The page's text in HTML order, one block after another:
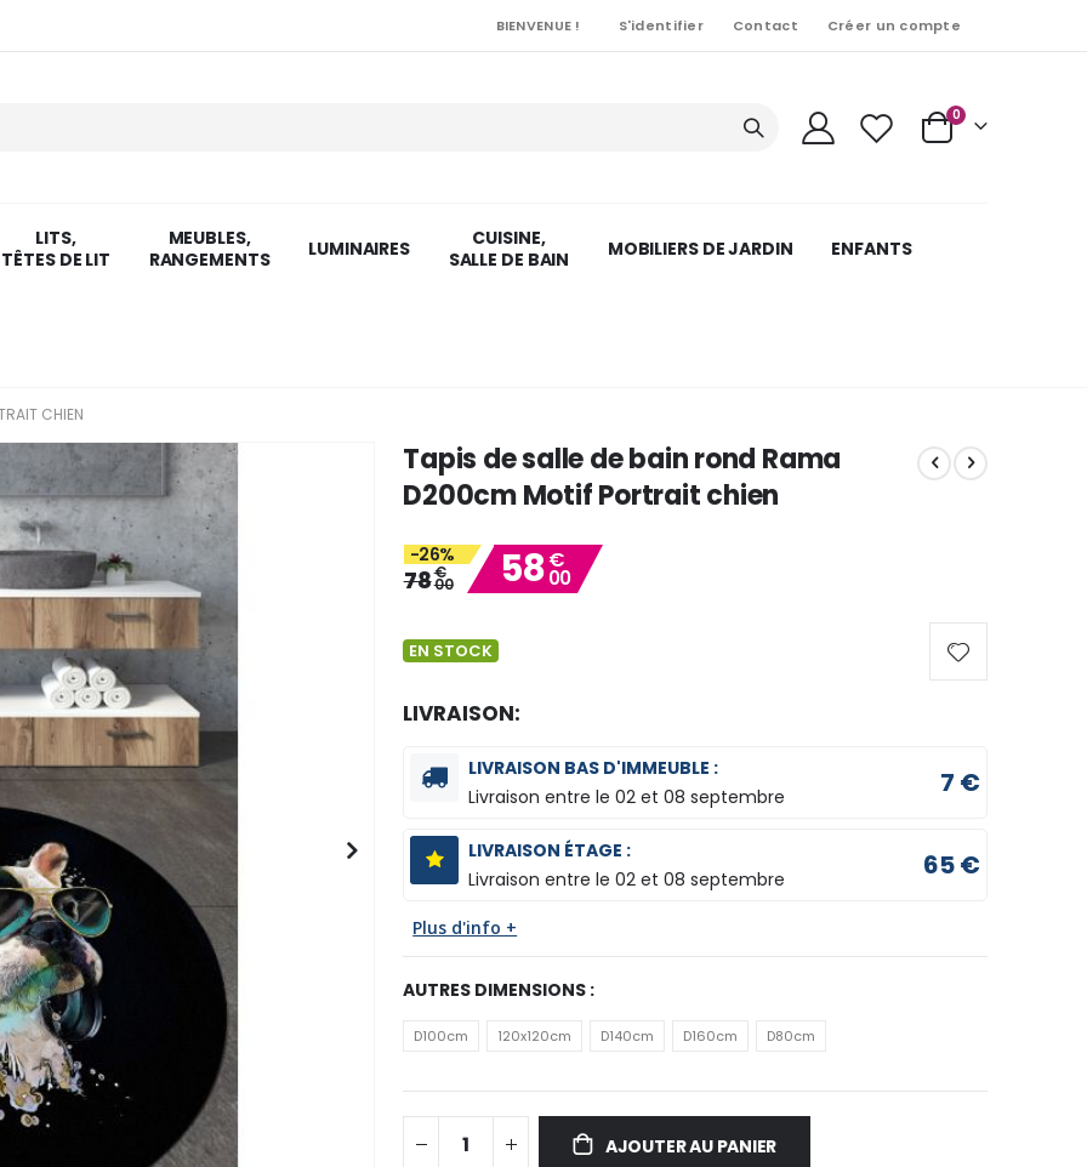
BIENVENUE ! S'identifier Contact Créer un compte
Cart
0Articles
LITS,
TÊTES DE LIT
MEUBLES,
RANGEMENTS
LUMINAIRES
CUISINE,
SALLE DE BAIN
MOBILIERS DE JARDIN ENFANTS
CHIEN
Tapis de salle de bain rond Rama
D200cm Motif Portrait chien
-26%
78€
00 58€
00
EN STOCK
LIVRAISON:
LIVRAISON BAS D'IMMEUBLE :
Livraison entre le02 et 08 septembre 7 €
LIVRAISON ÉTAGE :
Livraison entre le02 et 08 septembre 65 €
Plus d'info +
AUTRES DIMENSIONS :
D100cm 120x120cm D140cm D160cm D80cm
AJOUTER AU PANIER